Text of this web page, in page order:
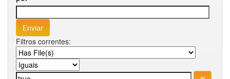
Filtros correntes: